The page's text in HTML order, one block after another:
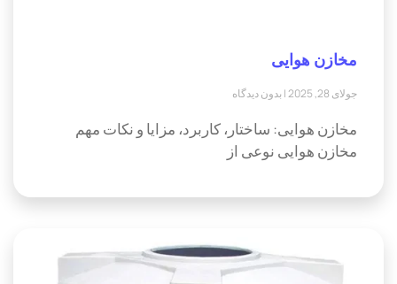
مخازن هوایی
جولای 28, 2025 بدون دیدگاه
مخازن هوایی: ساختار، کاربرد، مزایا و نکات مهم
مخازن هوایی نوعی از